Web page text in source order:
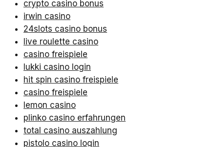
crypto casino bonus
irwin casino
24slots casino bonus
live roulette casino
casino freispiele
lukki casino login
hit spin casino freispiele
casino freispiele
lemon casino
plinko casino erfahrungen
total casino auszahlung
pistolo casino login